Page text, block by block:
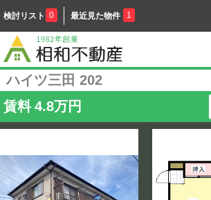
検討リスト 0 最近見た物件 1
ハイツ三田 202
賃料 4.8万円